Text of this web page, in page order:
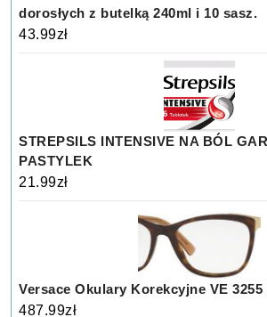
dorosłych z butelką 240ml i 10 sasz.
43.99zł
STREPSILS INTENSIVE NA BÓL
PASTYLEK
21.99zł
Versace Okulary Korekcyjne VE 3255
487.99zł